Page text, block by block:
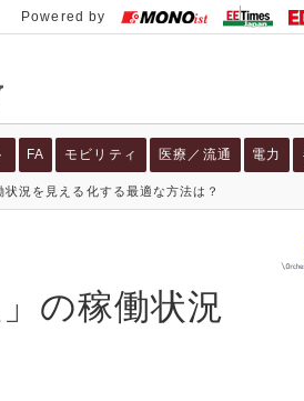
FA モビリティ 医療／流通 電力
況を見える化する最適な方法は？
の稼働状況